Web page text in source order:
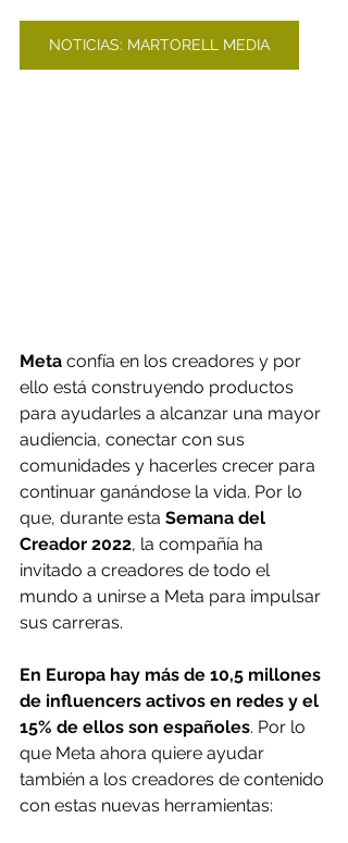
NOTICIAS: MARTORELL MEDIA
Meta confía en los creadores y por
ello está construyendo productos
para ayudarles a alcanzar una mayor
audiencia, conectar con sus
comunidades y hacerles crecer para
continuar ganándose la vida. Por lo
que, durante esta Semana del
Creador 2022, la compañía ha
invitado a creadores de todo el
mundo a unirse a Meta para impulsar
sus carreras.
En Europa hay más de 10,5 millones
de influencers activos en redes y el
15% de ellos son españoles. Por lo
que Meta ahora quiere ayudar
también a los creadores de contenido
con estas nuevas herramientas: